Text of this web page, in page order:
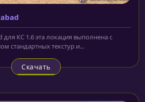
для КС 1.6 эта локация выполнена с
стандартных текстур и...
Скачать